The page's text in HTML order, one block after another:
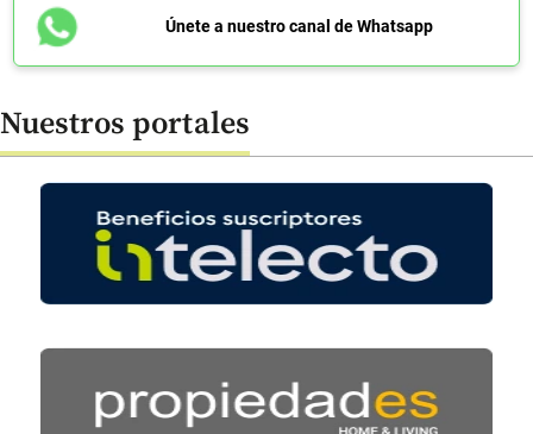
Únete a nuestro canal de Whatsapp
Nuestros portales